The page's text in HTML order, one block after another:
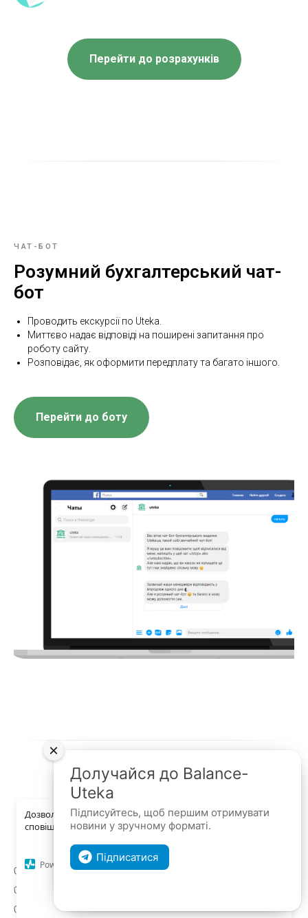
Дозвольте сайту Uteka.ua відправляти вам
сповіщення на робочий стіл.
Powered by SendPulse
Перейти до розрахунків
ЧАТ-БОТ
Розумний бухгалтерський чат-
бот
Проводить екскурсії по Uteka.
Миттєво надає відповіді на поширені запитання про
роботу сайту.
Розповідає, як оформити передплату та багато іншого.
Перейти до боту
Форми звітності
✅ Форми та бланки
✅ Фінансова звітність
✅ Податкова звітність
Долучайся до Balance-
Uteka
Підписуйтесь, щоб першим отримувати
новини у зручному форматі.
Підписатися
×